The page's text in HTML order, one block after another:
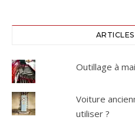
Outillage à
Voiture
utiliser ?